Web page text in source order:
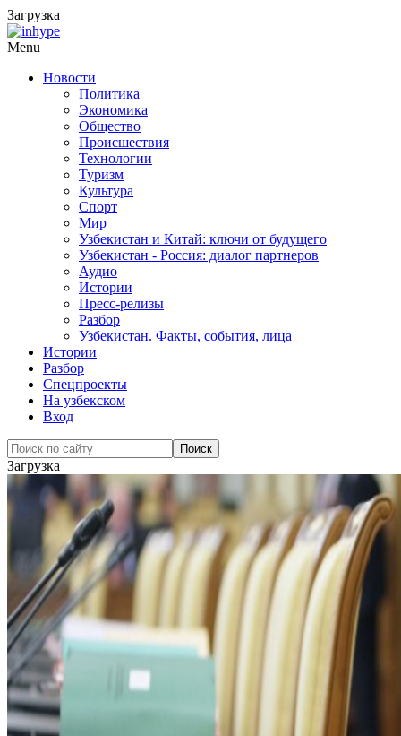
Загрузка
Menu
Новости
Политика
Экономика
Общество
Происшествия
Технологии
Туризм
Культура
Спорт
Мир
Узбекистан и Китай: ключи от будущего
Узбекистан - Россия: диалог партнеров
Аудио
Истории
Пресс-релизы
Разбор
Узбекистан. Факты, события, лица
Истории
Разбор
Спецпроекты
На узбекском
Вход
Загрузка